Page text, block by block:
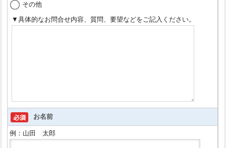
その他
▼具体的なお問合せ内容、質問、要望などをご記入ください。
お名前
例：山田 太郎